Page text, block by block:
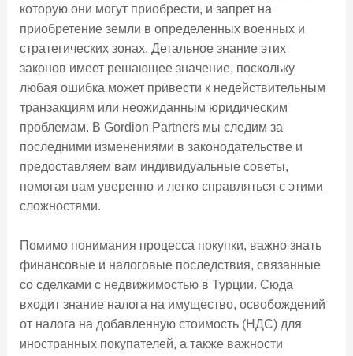
которую они могут приобрести, и запрет на
приобретение земли в определенных военных и
стратегических зонах. Детальное знание этих
законов имеет решающее значение, поскольку
любая ошибка может привести к недействительным
транзакциям или неожиданным юридическим
проблемам. В Gordion Partners мы следим за
последними изменениями в законодательстве и
предоставляем вам индивидуальные советы,
помогая вам уверенно и легко справляться с этими
сложностями.
Помимо понимания процесса покупки, важно знать
финансовые и налоговые последствия, связанные
со сделками с недвижимостью в Турции. Сюда
входит знание налога на имущество, освобождений
от налога на добавленную стоимость (НДС) для
иностранных покупателей, а также важности